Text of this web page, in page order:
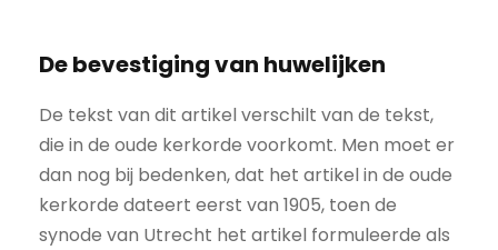
De bevestiging van huwelijken
De tekst van dit artikel verschilt van de tekst,
die in de oude kerkorde voorkomt. Men moet er
dan nog bij bedenken, dat het artikel in de oude
kerkorde dateert eerst van 1905, toen de
synode van Utrecht het artikel formuleerde als